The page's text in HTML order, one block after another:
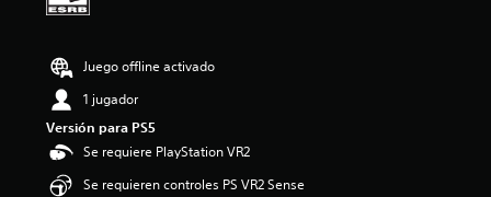
o
s
Juego offline activado
1 jugador
Versión para PS5
Se requiere PlayStation VR2
Se requieren controles PS VR2 Sense